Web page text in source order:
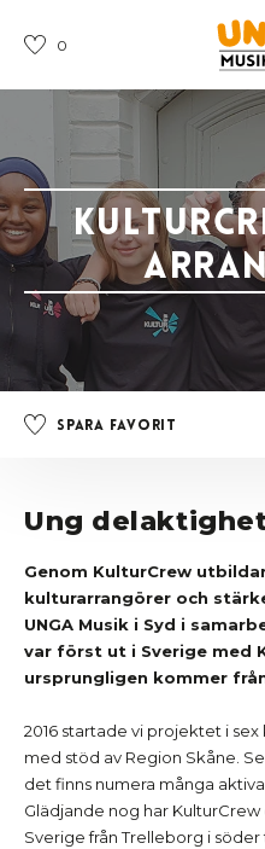
0
Spara favorit
Ung
Genom KulturCrew
kulturarrangörer och
UNGA Musik i Syd i
var först ut i Sverige med
ursprungligen kommer
2016 startade vi projektet i
med stöd av Region Skåne.
det finns numera många
Glädjande nog har
Sverige från Trelleborg i